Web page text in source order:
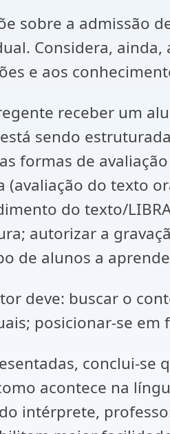
sobre a admissão
Considera,
e aos
receber um
sendo
formas de
do texto
do texto/
autorizar a
de alunos a
deve: buscar o
posicionar-se
conclui-
acontece na
intérprete,